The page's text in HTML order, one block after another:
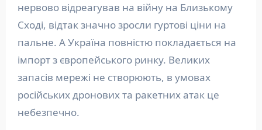
нервово відреагував на війну на Близькому
Сході, відтак значно зросли гуртові ціни на
пальне. А Україна повністю покладається на
імпорт з європейського ринку. Великих
запасів мережі не створюють, в умовах
російських дронових та ракетних атак це
небезпечно.